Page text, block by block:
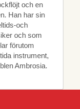
och en
Han har sin
och
och som
förutom
instrument,
Ambrosia.